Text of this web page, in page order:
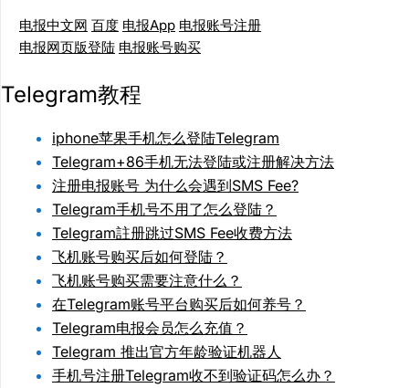
电报中文网 百度 电报App 电报账号注册
电报网页版登陆 电报账号购买
Telegram教程
iphone苹果手机怎么登陆Telegram
Telegram+86手机无法登陆或注册解决方法
注册电报账号 为什么会遇到SMS Fee?
Telegram手机号不用了怎么登陆？
Telegram註册跳过SMS Fee收费方法
飞机账号购买后如何登陆？
飞机账号购买需要注意什么？
在Telegram账号平台购买后如何养号？
Telegram电报会员怎么充值？
Telegram 推出官方年龄验证机器人
手机号注册Telegram收不到验证码怎么办？